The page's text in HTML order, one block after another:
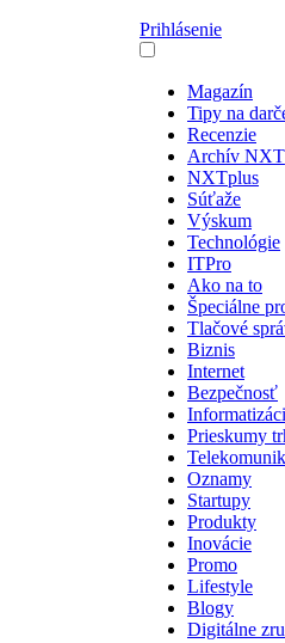
Prihlásenie
Magazín
Tipy na
Recenzie
Archív NXT
NXTplus
Súťaže
Výskum
Technológie
ITPro
Ako na to
Špeciálne
Tlačové
Biznis
Internet
Bezpečnosť
Prieskumy
Oznamy
Startupy
Produkty
Inovácie
Promo
Lifestyle
Blogy
Digitálne